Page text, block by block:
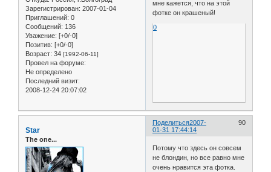
Зарегистрирован: 2007-01-04
Приглашений: 0
Сообщений: 136
Уважение: [+0/-0]
Позитив: [+0/-0]
Возраст: 34 [1992-06-11]
Провел на форуме:
Не определено
Последний визит:
2008-12-24 20:07:02
мне кажется, что на этой
фотке он крашеный!
0
Поделиться 90
2007-
01-31 17:44:14
Star
The one...
Потому что здесь он совсем
не блондин, но все равно мне
очень нравится эта фотка.